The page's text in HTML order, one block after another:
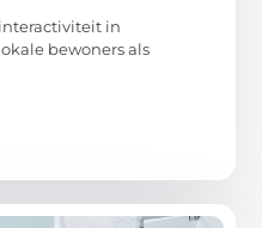
in
bewoners als